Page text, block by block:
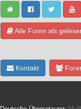
Alle Foren als
Kontakt